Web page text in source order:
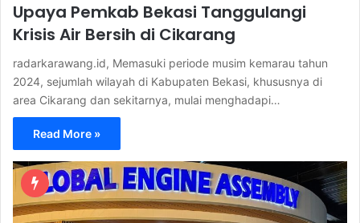
Upaya Pemkab Bekasi Tanggulangi
Krisis Air Bersih di Cikarang
radarkarawang.id, Memasuki periode musim kemarau tahun
2024, sejumlah wilayah di Kabupaten Bekasi, khususnya di
area Cikarang dan sekitarnya, mulai menghadapi…
Read More »